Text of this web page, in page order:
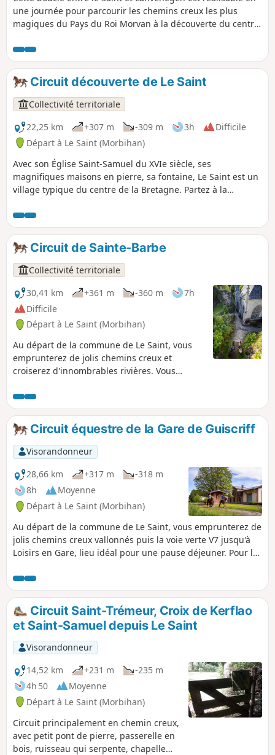
une journée pour parcourir les chemins creux les plus
magiques du Pays du Roi Morvan à la découverte du centre
Circuit découverte de Le Saint
Collectivité territoriale
22,25 km
+307 m -309 m 3h
Difficile
Départ à Le Saint (Morbihan)
Avec son Église Saint-Samuel du XVIe siècle, ses
magnifiques maisons en pierre, sa fontaine, Le Saint est un
village typique du centre de la Bretagne. Partez à la
Méen, Chapelle Saint-Trémeur, Fontaine Saint-Samuel ) en
parcourant les magnifiques chemins creux autrefois
empruntés par les charrettes.
Circuit de Sainte-Barbe
Collectivité territoriale
30,41 km
+361 m -360 m
7h
Difficile
Départ à Le Saint (Morbihan)
Au départ de la commune de Le Saint, vous
emprunterez de jolis chemins creux et
croiserez d'innombrables rivières. Vous
l'Ellé et déboucherez sur la surprenante
Chapelle Sainte-Barbe, lieu idéal pour une
halte pique-nique (tables et taverne sur
place). Au retour, vous visiterez le centre
bourg du Faouët, puis cheminerez facilement
sur des chemins agricoles. La commune du
Faouët fait partie des incontournables du Pays
du Roi Morvan. Son histoire laisse en héritage
un riche patrimoine religieux et une
imposante halle du XVIe siècle en plein centre
bourg, bordée par de nombreux bars et
commerces.
Circuit équestre de la Gare de Guiscriff
Visorandonneur
28,66 km
+317 m
-318 m
8h
Moyenne
Départ à Le Saint (Morbihan)
Au départ de la commune de Le Saint, vous emprunterez de
jolis chemins creux vallonnés puis la voie verte V7 jusqu'à
Loisirs en Gare, lieu idéal pour une pause déjeuner. Pour le
puis cheminerez facilement sur des chemins agricoles. Pour
finir, vous emprunterez de beaux chemins creux dans la
forêt jusqu'à la Fontaine Saint-Samuel.
Circuit Saint-Trémeur, Croix de Kerflao
et Saint-Samuel depuis Le Saint
Visorandonneur
14,52 km
+231 m
-235 m
4h 50
Moyenne
Départ à Le Saint (Morbihan)
Circuit principalement en chemin creux,
avec petit pont de pierre, passerelle en
bois, ruisseau qui serpente, chapelle